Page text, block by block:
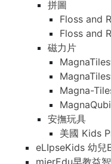
拼圖
Floss and
Floss and
磁力片
Magna-
安撫玩具
美國 Kids
eLIpseKids 幼兒
mierEdu早教益